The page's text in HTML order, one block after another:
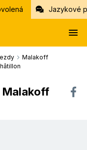
Jazykové
Malakoff
Malakoff